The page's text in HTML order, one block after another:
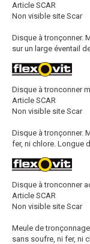
Article SCAR
Non visible site Scar
Disque à tronçonner.
sur un large éventail
Disque à tronconner
Article SCAR
Non visible site Scar
Disque à tronçonner.
fer, ni chlore. Longue
Disque à tronconner
Article SCAR
Non visible site Scar
Meule de
sans soufre, ni fer, ni